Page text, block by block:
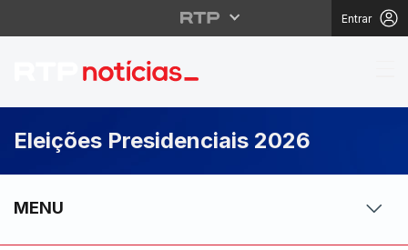
Entrar
Candidato Manuel
Eleições Presidenciais 2026
MENU